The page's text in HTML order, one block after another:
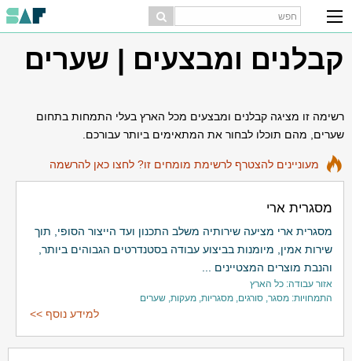
קבלנים ומבצעים | שערים
רשימה זו מציגה קבלנים ומבצעים מכל הארץ בעלי התמחות בתחום
שערים, מהם תוכלו לבחור את המתאימים ביותר עבורכם.
מעוניינים להצטרף לרשימת מומחים זו? לחצו כאן להרשמה
מסגרית ארי
מסגרית ארי מציעה שירותיה משלב התכנון ועד הייצור הסופי, תוך
שירות אמין, מיומנות בביצוע עבודה בסטנדרטים הגבוהים ביותר,
והנבת מוצרים המצטיינים ...
אזור עבודה: כל הארץ
התמחויות: מסגר, סורגים, מסגריות, מעקות, שערים
למידע נוסף >>